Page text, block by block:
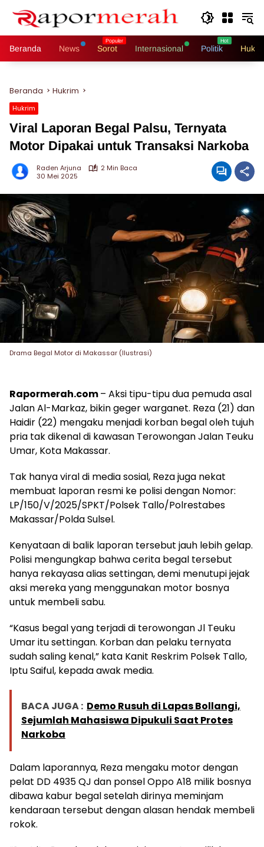
Beranda News Sorot Internasional Politik
Beranda Hukrim
Hukrim
Viral Laporan Begal Palsu, Ternyata
Motor Dipakai untuk Transaksi Narkoba
Raden Arjuna
2 Min Baca
30 Mei 2025
Drama Begal Motor di Makassar (Ilustrasi)
Rapormerah.com– Aksi tipu-tipu dua pemuda asal
Jalan Al-Markaz, bikin geger warganet. Reza (21) dan
Haidir (22) mengaku menjadi korban begal oleh tujuh
pria tak dikenal di kawasan Terowongan Jalan Teuku
Umar, Kota Makassar.
Tak hanya viral di media sosial, Reza juga nekat
membuat laporan resmi ke polisi dengan Nomor:
LP/150/V/2025/SPKT/Polsek Tallo/Polrestabes
Makassar/Polda Sulsel.
Kenyataan di balik laporan tersebut jauh lebih gelap.
Polisi mengungkap bahwa cerita begal tersebut
hanya rekayasa alias settingan, demi menutupi jejak
aksi mereka yang menggunakan motor bosnya
untuk membeli sabu.
“Kasus begal yang terjadi di terowongan Jl Teuku
Umar itu settingan. Korban dan pelaku ternyata
sudah saling kenal,” kata Kanit Reskrim Polsek Tallo,
Iptu Saiful, kepada awak media.
BACA JUGA : Demo Rusuh di Lapas Bollangi,
Sejumlah Mahasiswa Dipukuli Saat Protes
Narkoba
Dalam laporannya, Reza mengaku motor dengan
pelat DD 4935 QJ dan ponsel Oppo A18 milik bosnya
dibawa kabur begal setelah dirinya meminjam
kendaraan tersebut dengan alasan hendak membeli
rokok.